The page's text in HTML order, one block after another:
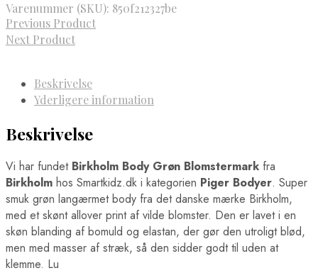
Varenummer (SKU): 850f212327be
Previous Product
Next Product
Beskrivelse
Yderligere information
Beskrivelse
Vi har fundet Birkholm Body Grøn Blomstermark fra
Birkholm hos Smartkidz.dk i kategorien Piger Bodyer. Super
smuk grøn langærmet body fra det danske mærke Birkholm,
med et skønt allover print af vilde blomster. Den er lavet i en
skøn blanding af bomuld og elastan, der gør den utroligt blød,
men med masser af stræk, så den sidder godt til uden at
klemme. Lu